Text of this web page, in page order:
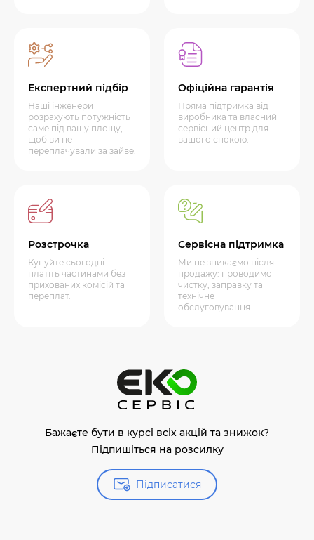
Експертний підбір
Наші інженери
розрахують потужність
саме під вашу площу,
щоб ви не
переплачували за зайве.
Офіційна гарантія
Пряма підтримка від
виробника та власний
сервісний центр для
вашого спокою.
Розстрочка
Купуйте сьогодні —
платіть частинами без
прихованих комісій та
переплат.
Сервісна підтримка
Ми не зникаємо після
продажу: проводимо
чистку, заправку та
технічне
обслуговування
Бажаєте бути в курсі всіх акцій та знижок?
Підпишіться на розсилку
Підписатися